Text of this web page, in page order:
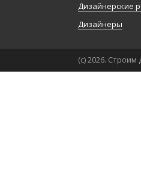
Дизайнерские
Дизайнеры
(с) 2026. Строим